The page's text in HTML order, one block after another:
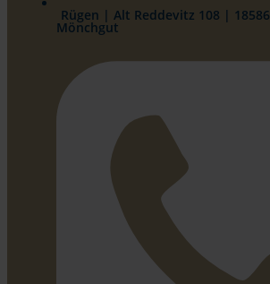
Rügen | Alt Reddevitz 108 |
Mönchgut